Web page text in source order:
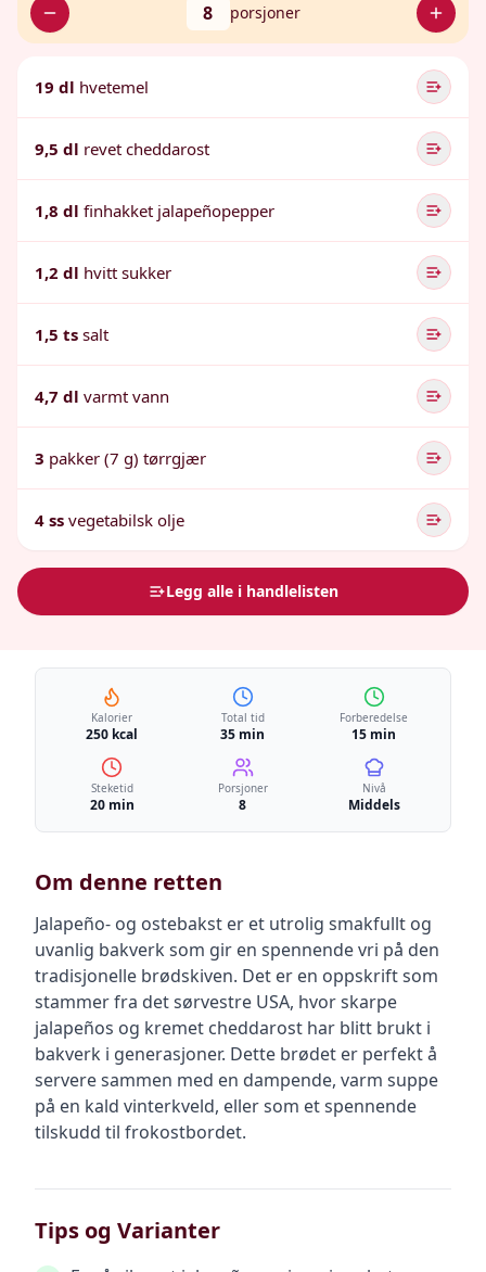
8 porsjoner
19 dl hvetemel
9,5 dl revet cheddarost
1,8 dl finhakket jalapeñopepper
1,2 dl hvitt sukker
1,5 ts salt
4,7 dl varmt vann
3 pakker (7 g) tørrgjær
4 ss vegetabilsk olje
Legg alle i handlelisten
Kalorier
250 kcal
Total tid
35 min
Forberedelse
15 min
Steketid
20 min
Porsjoner
8
Nivå
Middels
Om denne retten
Jalapeño- og ostebakst er et utrolig smakfullt og
uvanlig bakverk som gir en spennende vri på den
tradisjonelle brødskiven. Det er en oppskrift som
stammer fra det sørvestre USA, hvor skarpe
jalapeños og kremet cheddarost har blitt brukt i
bakverk i generasjoner. Dette brødet er perfekt å
servere sammen med en dampende, varm suppe
på en kald vinterkveld, eller som et spennende
tilskudd til frokostbordet.
Tips og Varianter